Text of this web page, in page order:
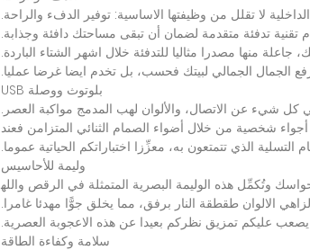
الداخلية لا تقلل من وظيفتها الاساسية: توفير الدفء والراحة.
تقنية تدفئة متقدمة لضمان أن تبقى مساحتك دافئة وجذابة.
جاعلة منها مصدرا مثاليا للتدفئة خلال اشهر الشتاء الباردة.
الجمال الجمالي لبيتك فحسب، بل تخدم ايضا غرضا عمليا.
بلوتوث ووصلة USB
كل شيء عن الاتصال، والألوان لهب المدمج مواكبة العصر .
أجواء شخصية من خلال أضواء الصمام الثنائي المتزامن فعند
التسلية الذي تتمتعون به، معزِّزا اختباراتكم الحياتية عموما.
وليمة للأحاسيس
وتُكمِّل هذه الوليمة البصرية المتمثلة في الرقص والله
الالوان طقطقة النار برفق، مما يخلق جوًّا مهدئا غامرا.
يصعب عليكم تمزيق نظركم بعيدا عن هذه الاعجوبة العصرية.
سلامة وكفاءة الطاقة